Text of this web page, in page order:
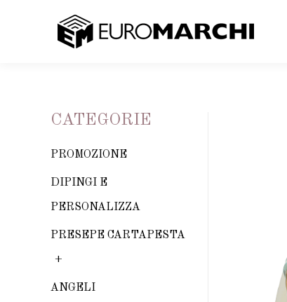
CATEGORIE
PROMOZIONE
DIPINGI E
PERSONALIZZA
PRESEPE CARTAPESTA
ANGELI